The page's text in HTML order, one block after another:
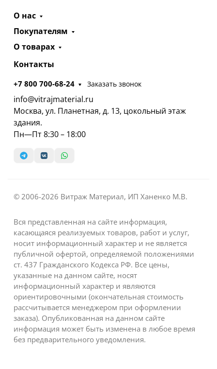
О нас
Покупателям
О товарах
Контакты
+7 800 700-68-24 Заказать звонок
info@vitrajmaterial.ru
Москва, ул. Планетная, д. 13, цокольный этаж
здания.
Пн—Пт 8:30 – 18:00
© 2006-2026 Витраж Материал, ИП Ханенко М.В.
Вся представленная на сайте информация,
касающаяся реализуемых товаров, работ и услуг,
носит информационный характер и не является
публичной офертой, определяемой положениями
ст. 437 Гражданского Кодекса РФ. Все цены,
указанные на данном сайте, носят
информационный характер и являются
ориентировочными (окончательная стоимость
рассчитывается менеджером при оформлении
заказа). Опубликованная на данном сайте
информация может быть изменена в любое время
без предварительного уведомления.